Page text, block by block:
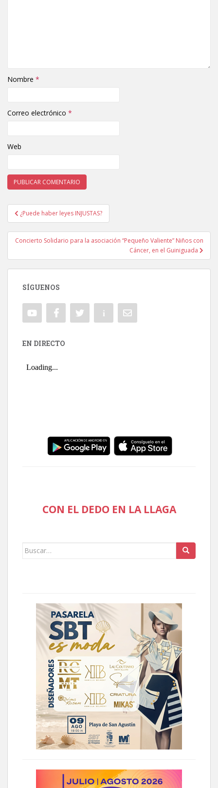
Nombre *
Correo electrónico *
Web
Navegación de entradas
¿Puede haber leyes INJUSTAS?
Concierto Solidario para la asociación “Pequeño Valiente” Niños con
Cáncer, en el Guiniguada
SÍGUENOS
EN DIRECTO
CON EL DEDO EN LA LLAGA
Buscar: